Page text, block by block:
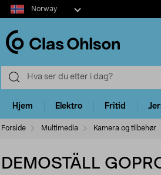
Select
market
Norway
Hjem Elektro Fritid
Forside Multimedia Kamera og tilbehør
DEMOSTÄLL